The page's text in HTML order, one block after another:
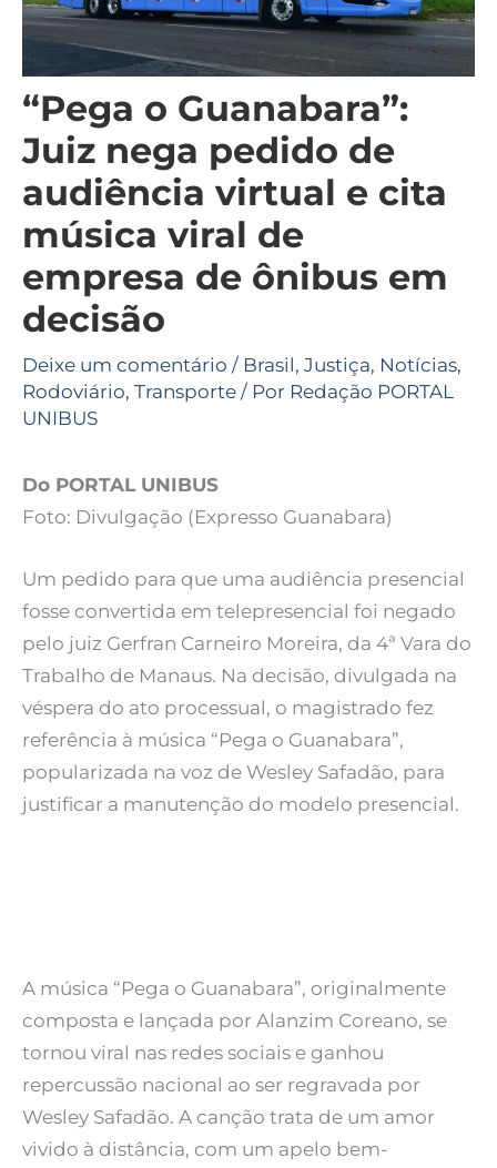
“Pega o Guanabara”:
Juiz nega pedido de
audiência virtual e cita
música viral de
empresa de ônibus em
decisão
Deixe um comentário / Brasil, Justiça, Notícias,
Rodoviário, Transporte / Por Redação PORTAL
UNIBUS
Do PORTAL UNIBUS
Foto: Divulgação (Expresso Guanabara)
Um pedido para que uma audiência presencial
fosse convertida em telepresencial foi negado
pelo juiz Gerfran Carneiro Moreira, da 4ª Vara do
Trabalho de Manaus. Na decisão, divulgada na
véspera do ato processual, o magistrado fez
referência à música “Pega o Guanabara”,
popularizada na voz de Wesley Safadão, para
justificar a manutenção do modelo presencial.
A música “Pega o Guanabara”, originalmente
composta e lançada por Alanzim Coreano, se
tornou viral nas redes sociais e ganhou
repercussão nacional ao ser regravada por
Wesley Safadão. A canção trata de um amor
vivido à distância, com um apelo bem-